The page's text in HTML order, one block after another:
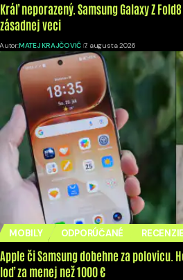
Kráľ neporazený. Samsung Galaxy Z
zásadnej veci
Autor:MATEJ KRAJČOVIČ 7. augusta 2026
MOBILY ODPORÚČANÉ RECENZIE
Apple či Samsung dobehne za polovicu.
loď za menej než 1000 €